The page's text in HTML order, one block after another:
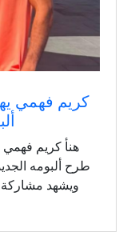
كريم فهمي
هنأ كريم فهمي
ويشهد مشاركة